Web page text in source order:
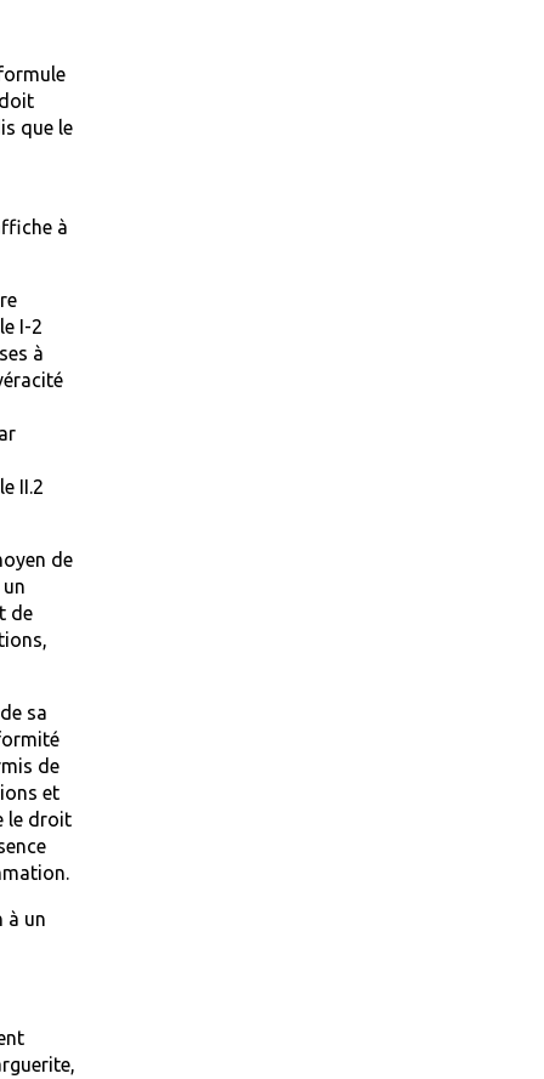
que le
à
I-2
à
II.2
de
de
sa
de
et
le droit
à un